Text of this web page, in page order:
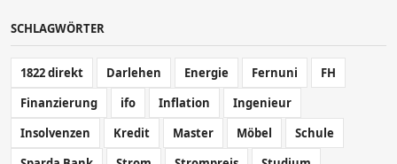
SCHLAGWÖRTER
1822 direkt Darlehen Energie Fernuni
FH
Finanzierung
ifo Inflation
Ingenieur
Insolvenzen
Kredit Master Möbel
Schule